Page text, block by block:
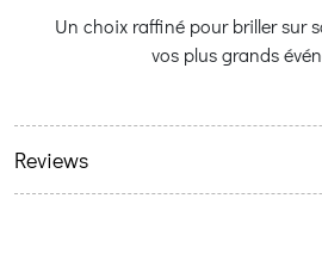
Un choix raffiné pour briller sur
vos plus grands
Reviews